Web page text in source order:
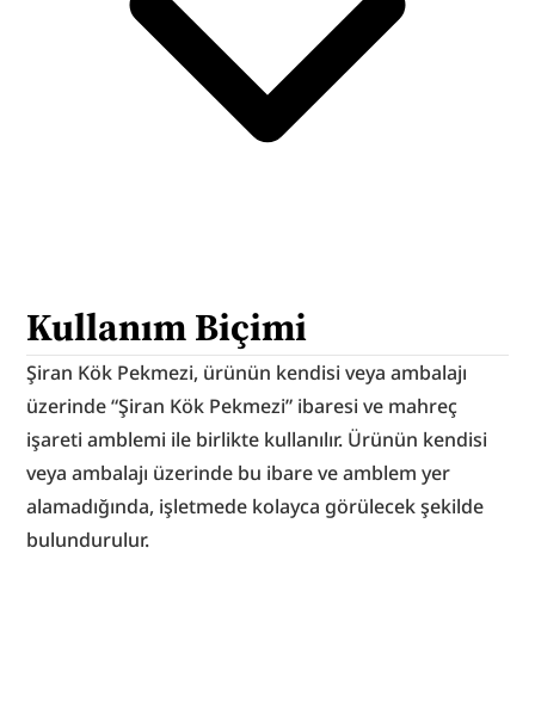
Kullanım Biçimi
Şiran Kök Pekmezi, ürünün kendisi veya ambalajı
üzerinde “Şiran Kök Pekmezi” ibaresi ve mahreç
işareti amblemi ile birlikte kullanılır. Ürünün kendisi
veya ambalajı üzerinde bu ibare ve amblem yer
alamadığında, işletmede kolayca görülecek şekilde
bulundurulur.